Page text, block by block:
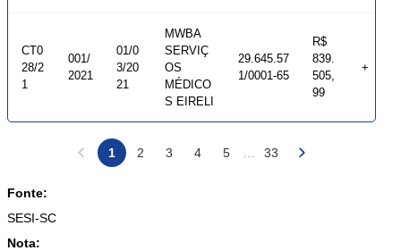
CT0
28/2
1
001/
2021
01/0
3/20
21
MWBA
SERVIÇ
OS
MÉDICO
S EIRELI
29.645.57
1/0001-65
R$
839.
505,
99
+
1 2 3 4 5 33
Fonte:
SESI-SC
Nota: